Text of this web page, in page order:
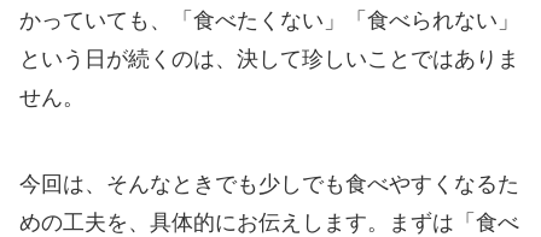
かっていても、「食べたくない」「食べられない」
という日が続くのは、決して珍しいことではありま
せん。
今回は、そんなときでも少しでも食べやすくなるた
めの工夫を、具体的にお伝えします。まずは「食べ